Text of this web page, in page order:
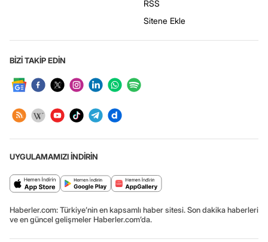
RSS
Sitene Ekle
BİZİ TAKİP EDİN
UYGULAMAMIZI İNDİRİN
Haberler.com: Türkiye’nin en kapsamlı haber sitesi. Son dakika haberleri
ve en güncel gelişmeler Haberler.com’da.